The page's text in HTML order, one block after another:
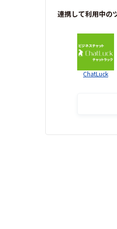
連携して利用中の
ChatLuck